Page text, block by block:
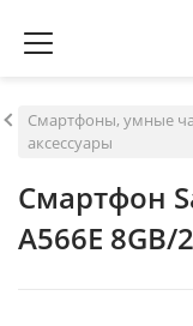
Смартфоны, умные
аксессуары
Смартфон
A566E